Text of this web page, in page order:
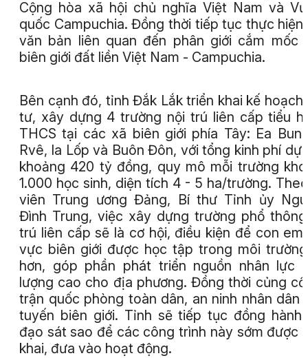
Cộng hòa xã hội chủ nghĩa Việt Nam và
quốc Campuchia. Đồng thời tiếp tục thực hiện
văn bản liên quan đến phân giới cắm mốc
biên giới đất liền Việt Nam - Campuchia.
Bên cạnh đó, tỉnh Đắk Lắk triển khai kế hoạch
tư, xây dựng 4 trường nội trú liên cấp tiểu
THCS tại các xã biên giới phía Tây: Ea
Rvê, Ia Lốp và Buôn Đôn, với tổng kinh phí dự
khoảng 420 tỷ đồng, quy mô mỗi trường
1.000 học sinh, diện tích 4 - 5 ha/trường.
viên Trung ương Đảng, Bí thư Tỉnh ủy
Đình Trung, việc xây dựng trường phổ
trú liên cấp sẽ là cơ hội, điều kiện để con em
vực biên giới được học tập trong môi
hơn, góp phần phát triển nguồn nhân lực
lượng cao cho địa phương. Đồng thời củng
trận quốc phòng toàn dân, an ninh nhân dân
tuyến biên giới. Tỉnh sẽ tiếp tục đồng
đạo sát sao để các công trình này sớm được
khai, đưa vào hoạt động.